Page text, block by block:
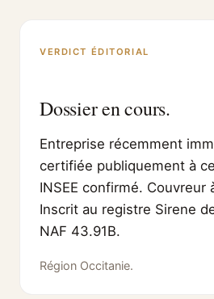
VERDICT ÉDITORIAL
Dossier en cours.
Entreprise récemment
certifiée publiquement à
INSEE confirmé. Couvreur
Inscrit au registre Sirene
NAF 43.91B.
Région Occitanie.